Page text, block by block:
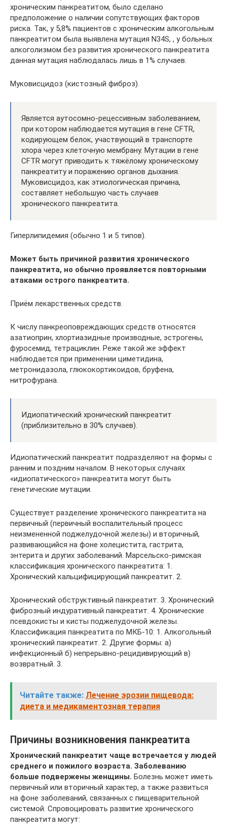
хроническим панкреатитом, было сделано
предположение о наличии сопутствующих факторов
риска. Так, у 5,8% пациентов с хроническим алкогольным
панкреатитом была выявлена мутация N34S, , у больных
алкоголизмом без развития хронического панкреатита
данная мутация наблюдалась лишь в 1% случаев.
Муковисцидоз (кистозный фиброз).
Является аутосомно-рецессивным заболеванием,
при котором наблюдается мутация в гене CFTR,
кодирующем белок, участвующий в транспорте
хлора через клеточную мембрану. Мутации в гене
CFTR могут приводить к тяжёлому хроническому
панкреатиту и поражению органов дыхания.
Муковисцидоз, как этиологическая причина,
составляет небольшую часть случаев
хронического панкреатита.
Гиперлипидемия (обычно 1 и 5 типов).
Может быть причиной развития хронического
панкреатита, но обычно проявляется повторными
атаками острого панкреатита.
Приём лекарственных средств.
К числу панкреоповреждающих средств относятся
азатиоприн, хлортиазидные производные, эстрогены,
фуросемид, тетрациклин. Реже такой же эффект
наблюдается при применении циметидина,
метронидазола, глюкокортикоидов, бруфена,
нитрофурана.
Идиопатический хронический панкреатит
(приблизительно в 30% случаев).
Идиопатический панкреатит подразделяют на формы с
ранним и поздним началом. В некоторых случаях
«идиопатического» панкреатита могут быть
генетические мутации.
Существует разделение хронического панкреатита на
первичный (первичный воспалительный процесс
неизмененной поджелудочной железы) и вторичный,
развивающийся на фоне холецистита, гастрита,
энтерита и других заболеваний. Марсельско-римская
классификация хронического панкреатита: 1.
Хронический кальцифицирующий панкреатит. 2.
Хронический обструктивный панкреатит. 3. Хронический
фиброзный индуративный панкреатит. 4. Хронические
псевдокисты и кисты поджелудочной железы.
Классификация панкреатита по МКБ-10: 1. Алкогольный
хронический панкреатит. 2. Другие формы: а)
инфекционный б) непрерывно-рецидивирующий в)
возвратный. 3.
Читайте также: Лечение эрозии пищевода:
диета и медикаментозная терапия
Причины возникновения панкреатита
Хронический панкреатит чаще встречается у людей
среднего и пожилого возраста. Заболеванию
больше подвержены женщины. Болезнь может иметь
первичный или вторичный характер, а также развиться
на фоне заболеваний, связанных с пищеварительной
системой. Спровоцировать развитие хронического
панкреатита могут: